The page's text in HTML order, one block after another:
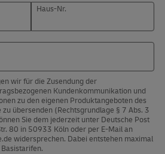
Haus-Nr.
wir für die Zusendung der
Kundenkommunikation und
zu den eigenen Produktangeboten des
übersenden (Rechtsgrundlage § 7 Abs. 3
Sie dem jederzeit unter Deutsche Post
80 in 50933 Köln oder per E-Mail an
widersprechen. Dabei entstehen maximal